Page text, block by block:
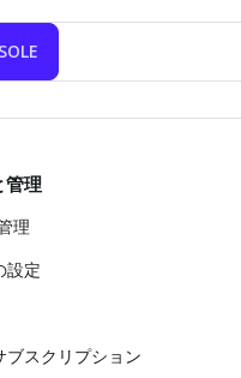
管理
理
設定
ブスクリプション